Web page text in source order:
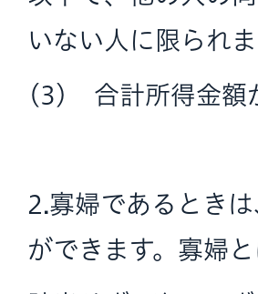
いない人に限られま
(3) 合計所得金額
2.寡婦であるとき
ができます。寡婦